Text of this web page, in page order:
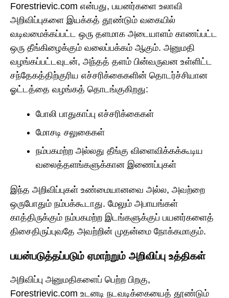
Forestrievic.com என்பது, பயனர்களை உலாவி
அறிவிப்புகளை இயக்கத் தூண்டும் வகையில்
வடிவமைக்கப்பட்ட ஒரு தளமாக அடையாளம் காணப்பட்ட
ஒரு தீங்கிழைக்கும் வலைப்பக்கம் ஆகும். அனுமதி
வழங்கப்பட்டவுடன், அந்தத் தளம் பின்வருவன உள்ளிட்ட
சந்தேகத்திற்குரிய எச்சரிக்கைகளின் தொடர்ச்சியான
ஓட்டத்தை வழங்கத் தொடங்குகிறது:
போலி பாதுகாப்பு எச்சரிக்கைகள்
மோசடி சலுகைகள்
நம்பகமற்ற அல்லது தீங்கு விளைவிக்கக்கூடிய
வலைத்தளங்களுக்கான இணைப்புகள்
இந்த அறிவிப்புகள் உண்மையானவை அல்ல, அவற்றை
ஒருபோதும் நம்பக்கூடாது. மேலும் அபாயங்கள்
காத்திருக்கும் நம்பகமற்ற இடங்களுக்குப் பயனர்களைத்
திசைதிருப்புவதே அவற்றின் முதன்மை நோக்கமாகும்.
பயன்படுத்தப்படும் ஏமாற்றும் அறிவிப்பு உத்திகள்
அறிவிப்பு அனுமதிகளைப் பெற்ற பிறகு,
Forestrievic.com உடனடி நடவடிக்கையைத் தூண்டும்